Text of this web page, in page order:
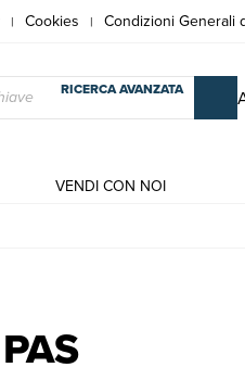
| Cookies | Condizioni Generali
RICERCA AVANZATA
VENDI CON NOI